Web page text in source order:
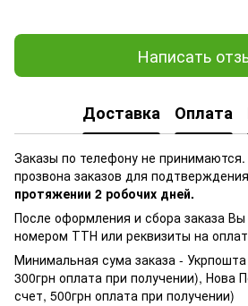
Написать
Доставка Оплата
Заказы по телефону не
прозвона заказов для
протяжении 2 робочих дней.
После оформления и сбора заказа
номером ТТН или реквизиты на
Минимальная сума заказа -
300грн оплата при получении), Нова
счет, 500грн оплата при получении)